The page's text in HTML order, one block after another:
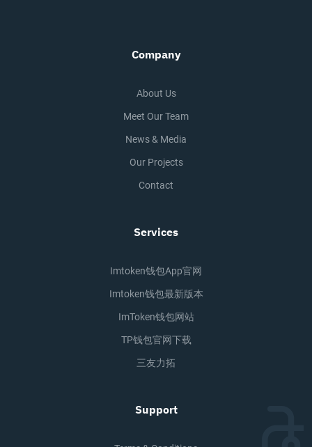
Company
About Us
Meet Our Team
News & Media
Our Projects
Contact
Services
Imtoken钱包app官网
Imtoken钱包最新版本
ImToken钱包网站
TP钱包官网下载
三友力拓
Support